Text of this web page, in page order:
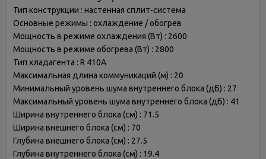
Тип конструкции : настенная сплит-система
Основные режимы : охлаждение / обогрев
Мощность в режиме охлаждения (Вт) : 2600
Мощность в режиме обогрева (Вт) : 2800
Тип хладагента : R 410A
Максимальная длина коммуникаций (м) : 20
Минимальный уровень шума внутреннего блока (дБ) : 27
Максимальный уровень шума внутреннего блока (дБ) : 41
Ширина внутреннего блока (см) : 71.5
Ширина внешнего блока (см) : 70
Глубина внешнего блока (см) : 27.5
Глубина внутреннего блока (см) : 19.4